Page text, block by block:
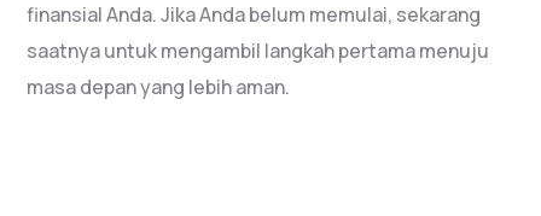
finansial Anda. Jika Anda belum memulai, sekarang
saatnya untuk mengambil langkah pertama menuju
masa depan yang lebih aman.